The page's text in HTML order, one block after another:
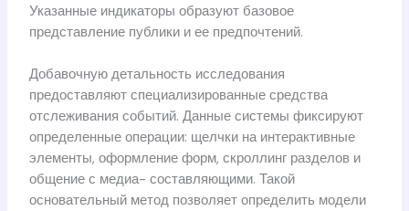
Указанные индикаторы образуют базовое
представление публики и ее предпочтений.
Добавочную детальность исследования
предоставляют специализированные средства
отслеживания событий. Данные системы фиксируют
определенные операции: щелчки на интерактивные
элементы, оформление форм, скроллинг разделов и
общение с медиа- составляющими. Такой
основательный метод позволяет определить модели